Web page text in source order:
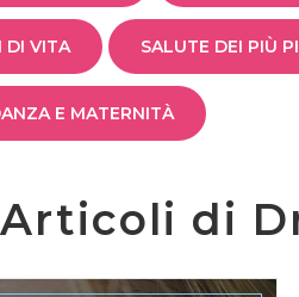
DI VITA SALUTE DEI PIÙ
E MATERNITÀ
Articoli di